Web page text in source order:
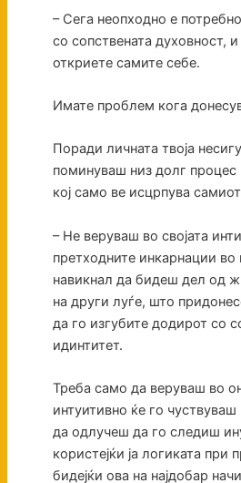
– Сега неопходно е
со сопствената духовност,
откриете самите себе.
Имате проблем кога
Поради личната твоја
поминуваш низ долг процес
кој само ве исцрпува
– Не веруваш во својата
претходните инкарнации
навикнал да бидеш дел од
на други луѓе, што
да го изгубите додирот со
идинтитет.
Треба само да веруваш во
интуитивно ќе го
да одлучеш да го следиш
користејќи ја логиката при
бидејќи ова на најдобар